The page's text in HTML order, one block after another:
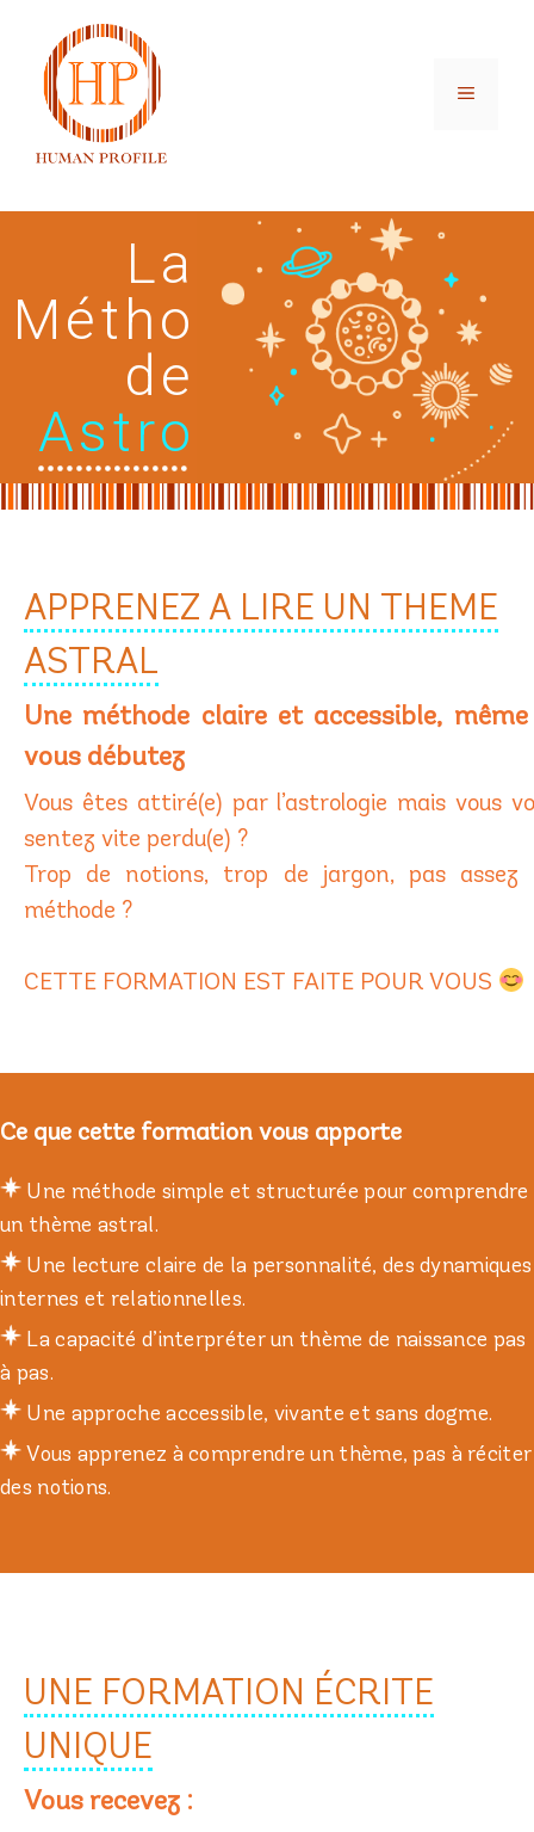
La
Métho
de
Astro
APPRENEZ A LIRE UN THEME
ASTRAL
Une méthode claire et accessible,
vous débutez
Vous êtes attiré(e) par l’astrologie mais vous
sentez vite perdu(e) ?
Trop de notions, trop de jargon, pas assez
méthode ?
CETTE FORMATION EST FAITE POUR VOUS
Ce que cette formation vous apporte
Une méthode simple et structurée pour comprendre
un thème astral.
Une lecture claire de la personnalité, des dynamiques
internes et relationnelles.
La capacité d’interpréter un thème de naissance pas
à pas.
Une approche accessible, vivante et sans dogme.
Vous apprenez à comprendre un thème, pas à réciter
des notions.
UNE FORMATION ÉCRITE
UNIQUE
Vous recevez :